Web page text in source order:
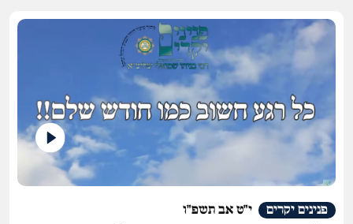
י"ט אב תשפ"ו פנינים יקרים